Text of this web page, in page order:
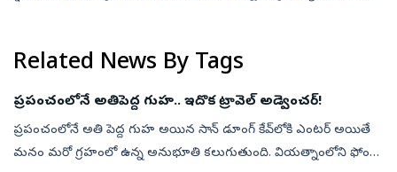
Related News By Tags
ప్రపంచంలోనే అతిపెద్ద గుహ.. ఇదొక ట్రావెల్‌ అడ్వెంచర్‌!
ప్రపంచంలోనే అతి పెద్ద గుహ అయిన సాన్‌ డూంగ్‌ కేవ్‌లోకి ఎంటర్‌ అయితే
మనం మరో గ్రహంలో ఉన్న అనుభూతి కలుగుతుంది. వియత్నాంలోని ఫోంగ్‌